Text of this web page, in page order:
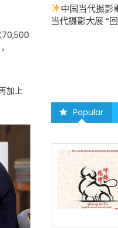
70,500
加上
至中午
中国当代摄影
当代摄影大展 “
Popular